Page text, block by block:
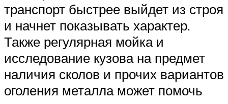
транспорт быстрее выйдет из строя
и начнет показывать характер.
Также регулярная мойка и
исследование кузова на предмет
наличия сколов и прочих вариантов
оголения металла может помочь